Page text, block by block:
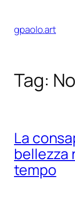
contenuto
gpaolo.art
Tag:
La
bellezza
tempo